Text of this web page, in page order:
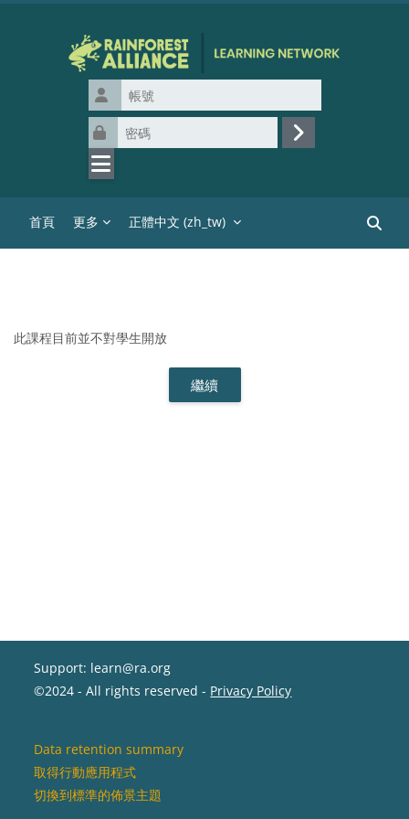
帳號
密碼
登入
首頁 更多 正體中文 ‎(zh_tw)‎
搜尋課
此課程目前並不對學生開放
繼續
Support: learn@ra.org
©2024 - All rights reserved - Privacy Policy
Data retention summary
取得行動應用程式
切換到標準的佈景主題